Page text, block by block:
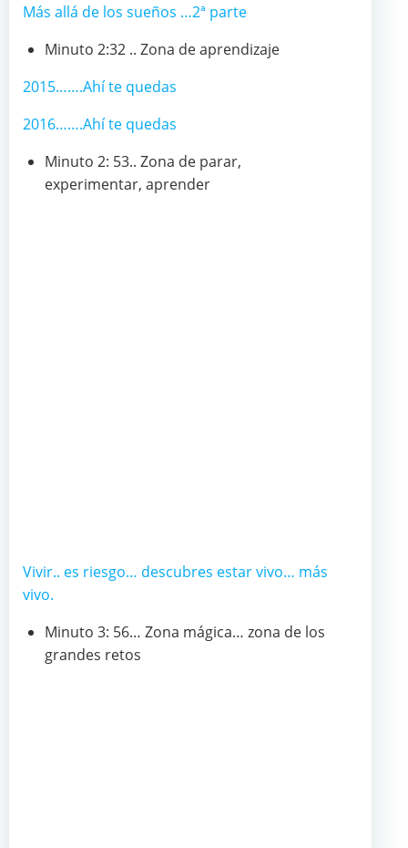
Más allá de los sueños …2ª parte
Minuto 2:32 .. Zona de aprendizaje
2015…….Ahí te quedas
2016…….Ahí te quedas
Minuto 2: 53.. Zona de parar,
experimentar, aprender
Vivir.. es riesgo… descubres estar vivo… más
vivo.
Minuto 3: 56… Zona mágica… zona de los
grandes retos